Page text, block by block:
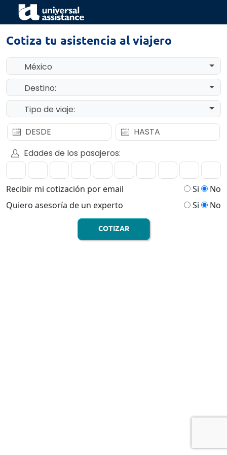
Cotiza tu asistencia al viajero
México
Destino:
Tipo de viaje:
Edades de los pasajeros:
Recibir mi cotización por email Si
No
Quiero asesoría de un experto
Si No